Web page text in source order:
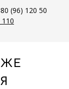
(96) 120 50
110